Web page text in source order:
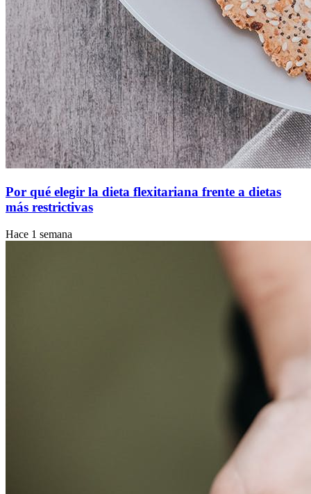
Por qué elegir la dieta flexitariana frente a dietas
más restrictivas
Hace 1 semana